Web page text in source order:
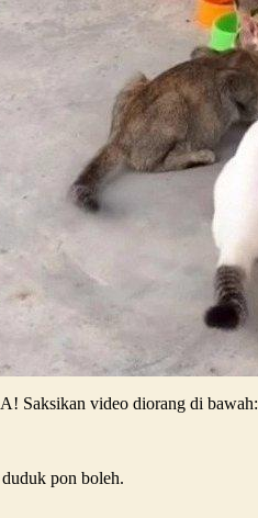
Saksikan video diorang di bawah:
pon boleh.